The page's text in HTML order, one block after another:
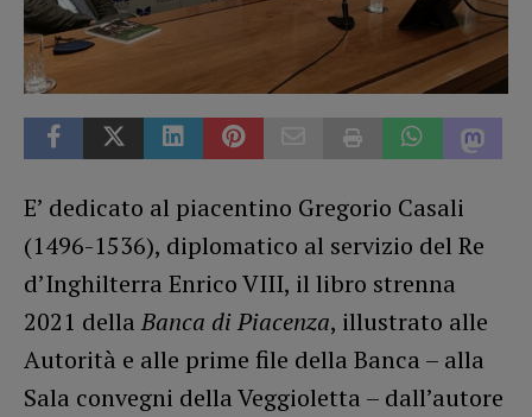
E’ dedicato al piacentino Gregorio Casali
(1496-1536), diplomatico al servizio del Re
d’Inghilterra Enrico VIII, il libro strenna
2021 dellaBanca di Piacenza, illustrato alle
Autorità e alle prime file della Banca – alla
Sala convegni della Veggioletta – dall’autore